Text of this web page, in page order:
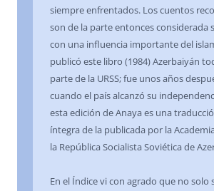
siempre enfrentados. Los cuentos
son de la parte entonces considerada
con una influencia importante del
publicó este libro (1984) Azerbaiyán
parte de la URSS; fue unos años
cuando el país alcanzó su
esta edición de Anaya es una
íntegra de la publicada por la
la República Socialista Soviética de
En el Índice vi con agrado que no solo